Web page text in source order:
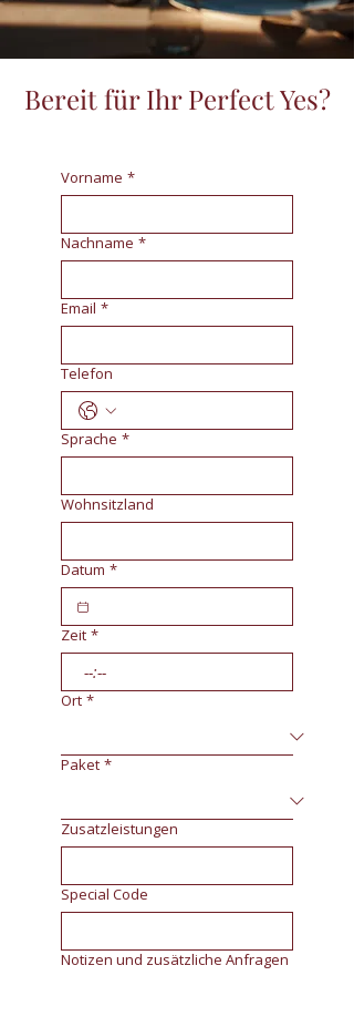
Bereit für Ihr Perfect Yes?
Vorname *
Nachname *
Email *
Telefon
Sprache *
Wohnsitzland
Datum *
Zeit *
:
Ort *
Paket *
Zusatzleistungen
Special Code
Notizen und zusätzliche Anfragen